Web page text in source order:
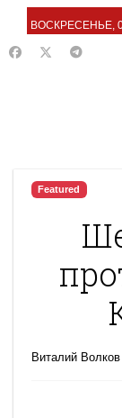
ВОСКРЕСЕНЬЕ,
Featured
Виталий Волков